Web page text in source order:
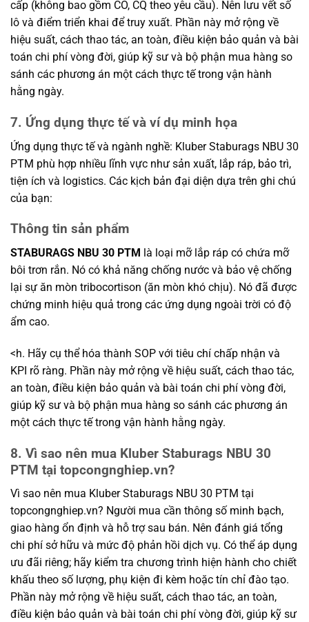
cấp (không bao gồm CO, CQ theo yêu cầu). Nên lưu vết số
lô và điểm triển khai để truy xuất. Phần này mở rộng về
hiệu suất, cách thao tác, an toàn, điều kiện bảo quản và bài
toán chi phí vòng đời, giúp kỹ sư và bộ phận mua hàng so
sánh các phương án một cách thực tế trong vận hành
hằng ngày.
7. Ứng dụng thực tế và ví dụ minh họa
Ứng dụng thực tế và ngành nghề: Kluber Staburags NBU 30
PTM phù hợp nhiều lĩnh vực như sản xuất, lắp ráp, bảo trì,
tiện ích và logistics. Các kịch bản đại diện dựa trên ghi chú
của bạn:
Thông tin sản phẩm
STABURAGS NBU 30 PTM là loại mỡ lắp ráp có chứa mỡ
bôi trơn rắn. Nó có khả năng chống nước và bảo vệ chống
lại sự ăn mòn tribocortison (ăn mòn khó chịu). Nó đã được
chứng minh hiệu quả trong các ứng dụng ngoài trời có độ
ẩm cao.
<h. Hãy cụ thể hóa thành SOP với tiêu chí chấp nhận và
KPI rõ ràng. Phần này mở rộng về hiệu suất, cách thao tác,
an toàn, điều kiện bảo quản và bài toán chi phí vòng đời,
giúp kỹ sư và bộ phận mua hàng so sánh các phương án
một cách thực tế trong vận hành hằng ngày.
8. Vì sao nên mua Kluber Staburags NBU 30
PTM tại topcongnghiep.vn?
Vì sao nên mua Kluber Staburags NBU 30 PTM tại
topcongnghiep.vn? Người mua cần thông số minh bạch,
giao hàng ổn định và hỗ trợ sau bán. Nên đánh giá tổng
chi phí sở hữu và mức độ phản hồi dịch vụ. Có thể áp dụng
ưu đãi riêng; hãy kiểm tra chương trình hiện hành cho chiết
khấu theo số lượng, phụ kiện đi kèm hoặc tín chỉ đào tạo.
Phần này mở rộng về hiệu suất, cách thao tác, an toàn,
điều kiện bảo quản và bài toán chi phí vòng đời, giúp kỹ sư